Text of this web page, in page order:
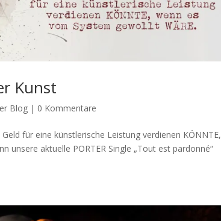
Kunst
Blog | 0 Kommentare
für eine künstlerische Leistung verdienen KÖNNTE,
unsere aktuelle PORTER Single „Tout est pardonné“